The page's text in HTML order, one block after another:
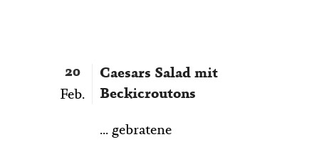
20
Feb.
Caesars Salad mit
Beckicroutons
... gebratene